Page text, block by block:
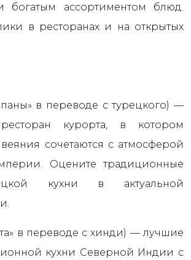
богатым ассортиментом блюд.
в ресторанах и на открытых
в переводе с турецкого) —
курорта, в котором
сочетаются с атмосферой
Оцените традиционные
кухни в актуальной
в переводе с хинди) — лучшие
кухни Северной Индии с